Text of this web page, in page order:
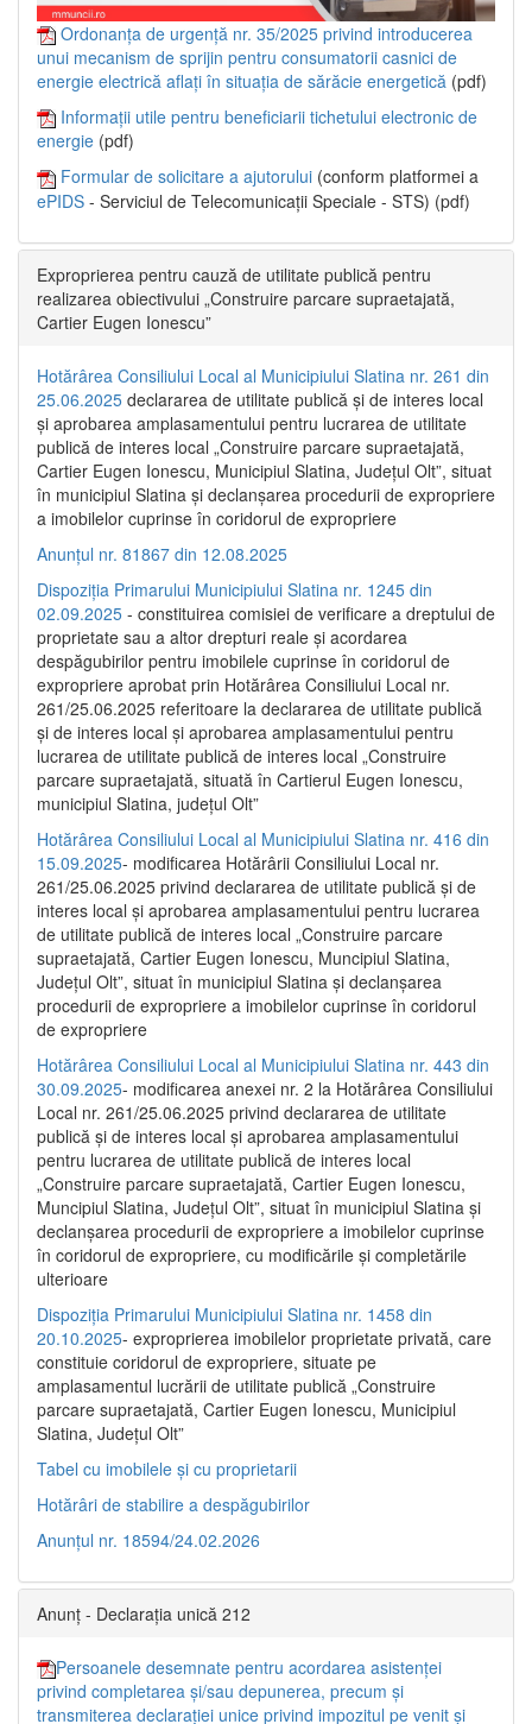
Ordonanța de urgență nr. 35/2025 privind introducerea
unui mecanism de sprijin pentru consumatorii casnici de
energie electrică aflați în situația de sărăcie energetică (pdf)
Informații utile pentru beneficiarii tichetului electronic de
energie (pdf)
Formular de solicitare a ajutorului (conform platformei a
ePIDS - Serviciul de Telecomunicații Speciale - STS) (pdf)
Exproprierea pentru cauză de utilitate publică pentru
realizarea obiectivului „Construire parcare supraetajată,
Cartier Eugen Ionescu”
Hotărârea Consiliului Local al Municipiului Slatina nr. 261 din
25.06.2025 declararea de utilitate publică și de interes local
și aprobarea amplasamentului pentru lucrarea de utilitate
publică de interes local „Construire parcare supraetajată,
Cartier Eugen Ionescu, Municipiul Slatina, Județul Olt”, situat
în municipiul Slatina și declanșarea procedurii de expropriere
a imobilelor cuprinse în coridorul de expropriere
Anunțul nr. 81867 din 12.08.2025
Dispoziția Primarului Municipiului Slatina nr. 1245 din
02.09.2025 - constituirea comisiei de verificare a dreptului de
proprietate sau a altor drepturi reale și acordarea
despăgubirilor pentru imobilele cuprinse în coridorul de
expropriere aprobat prin Hotărârea Consiliului Local nr.
261/25.06.2025 referitoare la declararea de utilitate publică
și de interes local și aprobarea amplasamentului pentru
lucrarea de utilitate publică de interes local „Construire
parcare supraetajată, situată în Cartierul Eugen Ionescu,
municipiul Slatina, județul Olt”
Hotărârea Consiliului Local al Municipiului Slatina nr. 416 din
15.09.2025- modificarea Hotărârii Consiliului Local nr.
261/25.06.2025 privind declararea de utilitate publică și de
interes local și aprobarea amplasamentului pentru lucrarea
de utilitate publică de interes local „Construire parcare
supraetajată, Cartier Eugen Ionescu, Muncipiul Slatina,
Județul Olt”, situat în municipiul Slatina și declanșarea
procedurii de expropriere a imobilelor cuprinse în coridorul
de expropriere
Hotărârea Consiliului Local al Municipiului Slatina nr. 443 din
30.09.2025- modificarea anexei nr. 2 la Hotărârea Consiliului
Local nr. 261/25.06.2025 privind declararea de utilitate
publică şi de interes local şi aprobarea amplasamentului
pentru lucrarea de utilitate publică de interes local
„Construire parcare supraetajată, Cartier Eugen Ionescu,
Muncipiul Slatina, Judeţul Olt”, situat în municipiul Slatina şi
declanşarea procedurii de expropriere a imobilelor cuprinse
în coridorul de expropriere, cu modificările şi completările
ulterioare
Dispoziția Primarului Municipiului Slatina nr. 1458 din
20.10.2025- exproprierea imobilelor proprietate privată, care
constituie coridorul de expropriere, situate pe
amplasamentul lucrării de utilitate publică „Construire
parcare supraetajată, Cartier Eugen Ionescu, Municipiul
Slatina, Județul Olt”
Tabel cu imobilele și cu proprietarii
Hotărâri de stabilire a despăgubirilor
Anunțul nr. 18594/24.02.2026
Anunț - Declarația unică 212
Persoanele desemnate pentru acordarea asistenței
privind completarea și/sau depunerea, precum și
transmiterea declarației unice privind impozitul pe venit și